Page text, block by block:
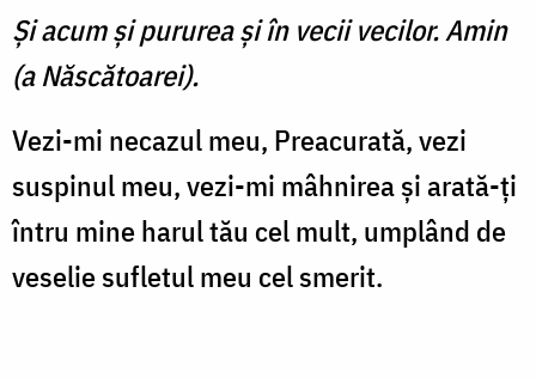
Și acum şi pururea şi în vecii vecilor. Amin
(a Născătoarei).
Vezi-mi necazul meu, Preacurată, vezi
suspinul meu, vezi-mi mâhnirea şi arată-ţi
întru mine harul tău cel mult, umplând de
veselie sufletul meu cel smerit.